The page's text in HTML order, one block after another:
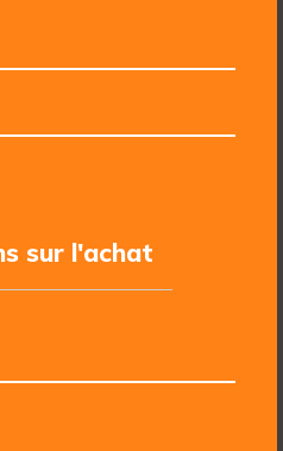
sur l'achat